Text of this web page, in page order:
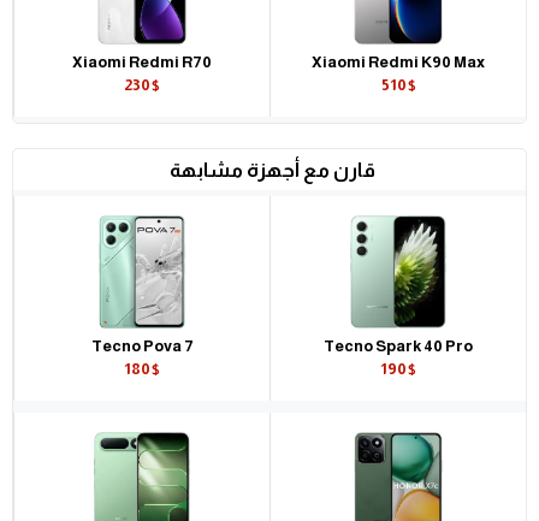
Xiaomi Redmi K90 Max
510$
Xiaomi Redmi R70
230$
قارن مع أجهزة مشابهة
Tecno Spark 40 Pro
190$
Tecno Pova 7
180$